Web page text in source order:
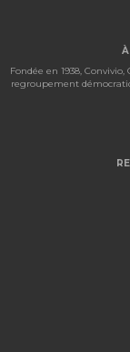
Fondée en 1938,
regroupement